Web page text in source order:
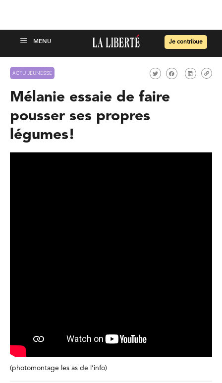
Je contribue
ACTU JEUNESSE
Mélanie essaie de faire
pousser ses propres
légumes!
(photomontage les as de l’info)